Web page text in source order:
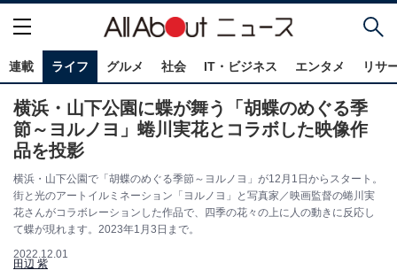
連載 ライフ グルメ 社会 IT・ビジネス エンタメ リサ
横浜・山下公園に蝶が舞う「胡蝶のめぐる季
節～ヨルノヨ」蜷川実花とコラボした映像作
品を投影
横浜・山下公園で「胡蝶のめぐる季節～ヨルノヨ」が12月1日からスタート。
街と光のアートイルミネーション「ヨルノヨ」と写真家／映画監督の蜷川実
花さんがコラボレーションした作品で、四季の花々の上に人の動きに反応し
て蝶が現れます。2023年1月3日まで。
2022.12.01
田辺 紫